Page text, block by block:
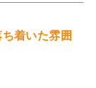
着いた雰囲